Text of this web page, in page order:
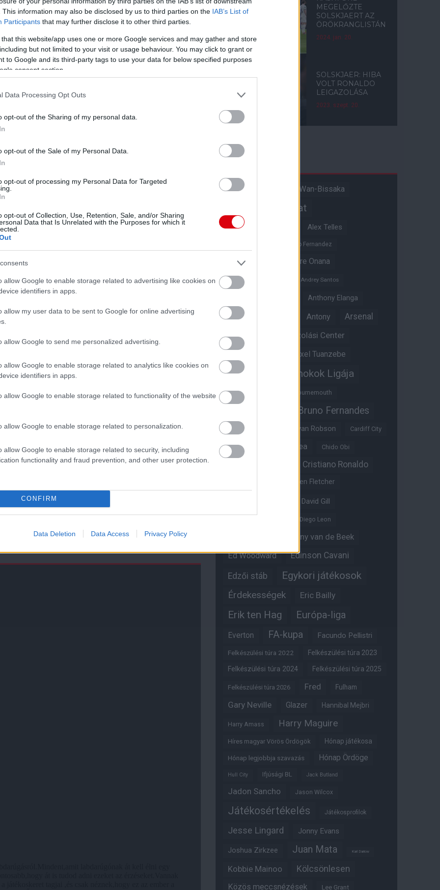
This information may also be disclosed by us to third parties on the IAB’s List of
Participants that may further disclose it to other third parties.
that this website/app uses one or more Google services and may gather and store
but not limited to your visit or usage behaviour. You may click to grant or
to Google and its third-party tags to use your data for below specified purposes
consent section.
Data Processing Opt Outs
opt-out of the Sharing of my personal data.
opt-out of the Sale of my Personal Data.
opt-out of processing my Personal Data for Targeted
opt-out of Collection, Use, Retention, Sale, and/or Sharing
Data that Is Unrelated with the Purposes for which it
allow Google to enable storage related to advertising like cookies on
identifiers in apps.
allow my user data to be sent to Google for online advertising
allow Google to send me personalized advertising.
allow Google to enable storage related to analytics like cookies on
identifiers in apps.
allow Google to enable storage related to functionality of the website
allow Google to enable storage related to personalization.
allow Google to enable storage related to security, including
functionality and fraud prevention, and other user protection.
CONFIRM
Data Deletion Data Access Privacy Policy
és tudjuk, hogy mindenki kifogja venni a részét.
abba, hogy miként folytassuk a felfelé való
és rukkoljunk elő olyan teljesítményekkel,
azok, akik kezdőként léptek pályára. Jól álltuk
Az ilyen mérkőzéseken, amikor ilyen helyen kell
ki igazán egy csapat karaktere. Megmutatkozik a
mindenki nyerni akar, de amikor ezeket a
koncentrálsz és sikerül összeszedni a
a legvégén!"
megnyerte edzőként első négy meccsét, mint Sir
csak a következő mérkőzésre koncentrálok. Ha
akkor képesek lehetünk a következő négyről is
és ez az, amihez hozzászoktak az emberek. Meg
kell foglalkoznunk, hogy négyszer nyertünk, hanem
már az FA-kupában lesz jelenésünk. De aztán
erőnlétén. Természetesen most jó időszakot
március végén-áprilisban is meglegyen az a
[a szurkolók támogatását]. Hat perc után gólt
dolog, amelyet az ember soha nem felejt el és
ott állni az oldalvonal mellett és most is hallani
a megfelelő módon megünnepelje az ember.
végterméket. Minden egyes alkalommal, amikor
a saját válladat. De holnap reggel már
a következő mérkőzésre. Voltam már itt 5-0-s
szurkolóink boldogan távozhattak. Ez pedig
on is!
ésiOS-re!
működését!
MEGELŐZTE
SOLSKJAERT AZ
ÖRÖKRANGLISTÁN
2024. jan. 20.
SOLSKJAER: HIBA
VOLT RONALDO
LEIGAZOLÁSA
2023. szept. 20.
Címkék
A hangadó Aaron Wan-Bissaka
Akadémiai csapat
Alejandro Garnacho Alex Telles
Alvaro Fernandez
Amad Diallo
Andre Onana
Andreas Pereira
Andrey Santos
Anthony Elanga
Anthony Martial Antony Arsenal
Aston Villa Átigazolási Center
Átigazolások Axel Tuanzebe
Ayden Heaven Bajnokok Ligája
Benjamin Sesko Bournemouth
Bruno Fernandes
Bryan Mbeumo Bryan Robson Cardiff City
Casemiro Chelsea Chido Obi
Cristiano Ronaldo
Darren Fletcher
David Gill
Diego Leon
Donny van de Beek
Ed Woodward
Edinson Cavani
Edzői stáb Egykori játékosok
Érdekességek Eric Bailly
Erik ten Hag Európa-liga
Everton FA-kupa Facundo Pellistri
Felkészülési túra 2022 Felkészülési túra 2023
Felkészülési túra 2024 Felkészülési túra 2025
Felkészülési túra 2026 Fred Fulham
Gary Neville Glazer Hannibal Mejbri
Harry Amass Harry Maguire
Híres magyar Vörös Ördögök Hónap játékosa
Hónap legjobbja szavazás Hónap Ördöge
Hull City Ifjúsági BL Jack Butland
Jadon Sancho Jason Wilcox
Játékosértékelés Játékosprofilok
Jesse Lingard Jonny Evans
Joshua Zirkzee Juan Mata Karl Darlow
Kobbie Mainoo Kölcsönlesen
Közös meccsnézések Lee Grant